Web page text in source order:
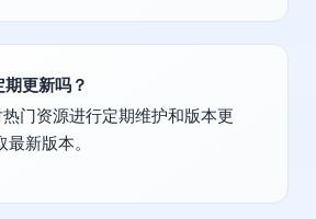
更新吗？
门资源进行定期维护和版本更
新版本。